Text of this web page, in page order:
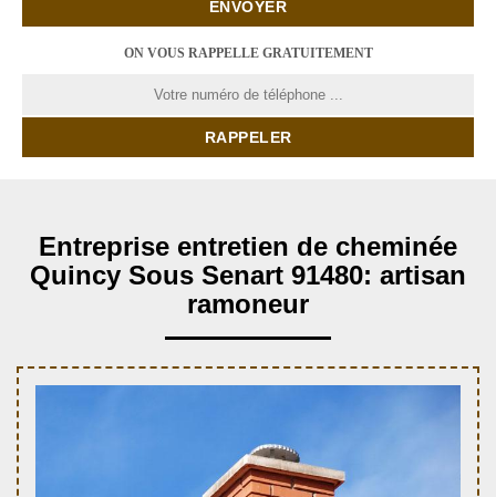
ON VOUS RAPPELLE GRATUITEMENT
Entreprise entretien de cheminée
Quincy Sous Senart 91480: artisan
ramoneur